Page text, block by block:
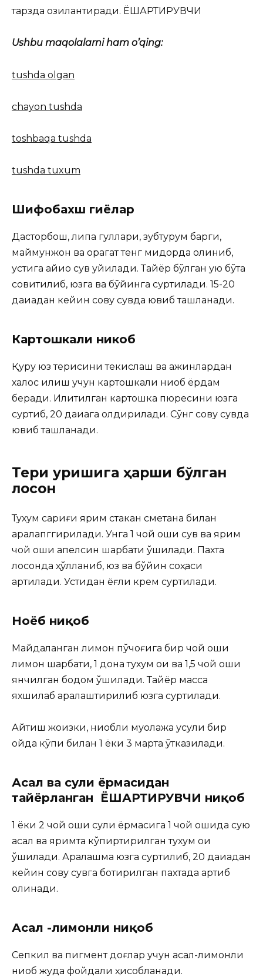
тарзда озиқлантиради. ЁШАРТИРУВЧИ
Ushbu maqolalarni ham o’qing:
tushda olgan
chayon tushda
toshbaqa tushda
tushda tuxum
Шифобахш гиёҳлар
Дасторбош, липа гуллари, зубтурум барги,
маймунжон ва қорагат тенг миқдорда олиниб,
устига қайиоқ сув қуйилади. Тайёр бўлган қуюқ бўтқа
совитилиб, юзга ва бўйинга суртилади. 15-20
дақиқадан кейин совуқ сувда ювиб ташланади.
Картошкали никоб
Қуруқ юз терисини текислаш ва ажинлардан
халос қилиш учун картошкали ниқоб ёрдам
беради. Илитилган картошка пюресини юзга
суртиб, 20 дақиқага қолдирилади. Сўнг совуқ сувда
ювиб ташланади.
Тери қуришига ҳарши бўлган
лосон
Тухум сариғи ярим стакан сметана билан
аралапггирилади. Унга 1 чой қошиқ сув ва ярим
чой қошиқ апелсин шарбати қўшилади. Пахта
лосонда ҳўлланиб, юз ва бўйин соҳаси
артилади. Устидан ёғли крем суртилади.
Ноёб ниқоб
Майдаланган лимон пўчоғига бир чой қошиқ
лимон шарбати, 1 дона тухум оқи ва 1,5 чой қошиқ
янчилган бодом қўшилади. Тайёр масса
яхшилаб аралаштирилиб юзга суртилади.
Айтиш жоизки, ниқобли муолажа усули бир
ойда кўпи билан 1 ёки 3 марта ўтказилади.
Асал ва сули ёрмасидан
тайёрланган ЁШАРТИРУВЧИ ниқоб
1 ёки 2 чой қошиқ сули ёрмасига 1 чой қошиқда суюқ
асал ва яримта кўпиртирилган тухум оқи
қўшилади. Аралашма юзга суртилиб, 20 дақиқадан
кейин совуқ сувга ботирилган пахтада артиб
олинади.
Асал -лимонли ниқоб
Сепкил ва пигмент доғлар учун асал-лимонли
ниқоб жуда фойдали ҳисобланади.